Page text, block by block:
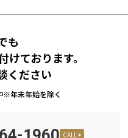
も
ております。
ください
※年末年始を除く
CALL